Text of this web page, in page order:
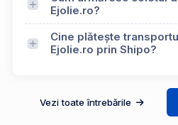
Ejolie.ro?
Cine plătește
Ejolie.ro prin Shipo?
Vezi toate întrebările